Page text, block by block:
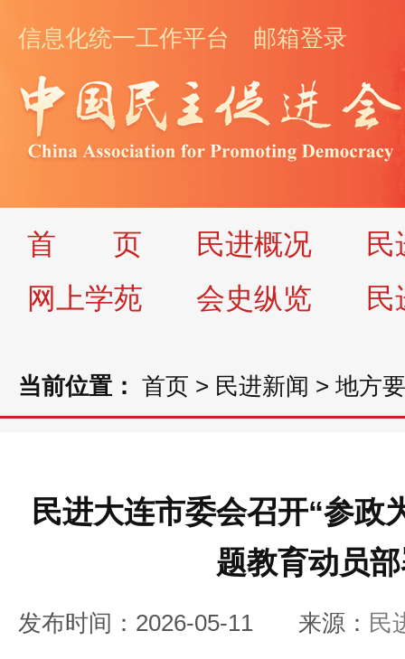
信息化统一工作平台 邮箱登录
首 页 民进概况
民
网上学苑
会史纵览 民
当前位置： 首页 > 民进新闻 > 地方
民进大连市委会召开“参政
题教育动员
发布时间：2026-05-11 来源： 民